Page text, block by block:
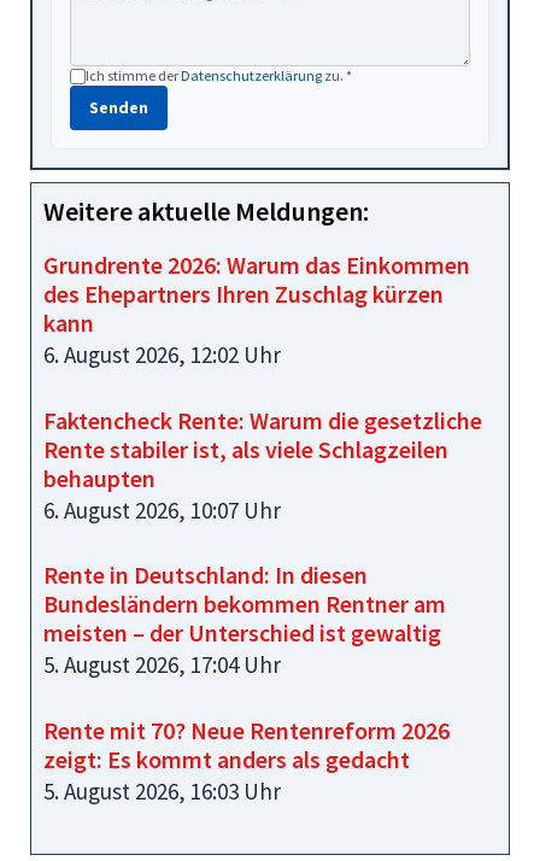
Ich stimme derDatenschutzerklärung zu. *
Senden
Weitere aktuelle Meldungen:
Grundrente 2026: Warum das Einkommen
des Ehepartners Ihren Zuschlag kürzen
kann
6. August 2026, 12:02 Uhr
Faktencheck Rente: Warum die gesetzliche
Rente stabiler ist, als viele Schlagzeilen
behaupten
6. August 2026, 10:07 Uhr
Rente in Deutschland: In diesen
Bundesländern bekommen Rentner am
meisten – der Unterschied ist gewaltig
5. August 2026, 17:04 Uhr
Rente mit 70? Neue Rentenreform 2026
zeigt: Es kommt anders als gedacht
5. August 2026, 16:03 Uhr